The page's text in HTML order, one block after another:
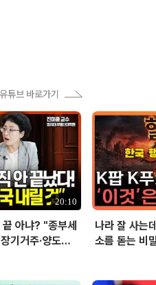
튜브 바로가기
20:10
아냐? "종부세
기거주·양도세
나라 잘 사는
소름 돋는 비